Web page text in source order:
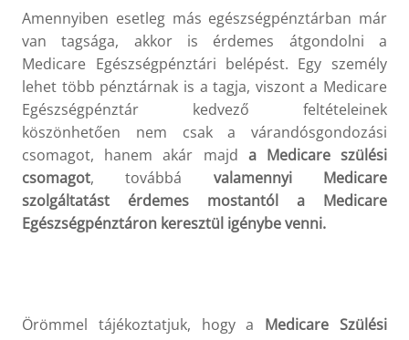
Amennyiben esetleg más egészségpénztárban már
van tagsága, akkor is érdemes átgondolni a
Medicare Egészségpénztári belépést. Egy személy
lehet több pénztárnak is a tagja, viszont a Medicare
Egészségpénztár kedvező feltételeinek
köszönhetően nem csak a várandósgondozási
csomagot, hanem akár majd a Medicare szülési
csomagot, továbbá valamennyi Medicare
szolgáltatást érdemes mostantól a Medicare
Egészségpénztáron keresztül igénybe venni.
Örömmel tájékoztatjuk, hogy a Medicare Szülési